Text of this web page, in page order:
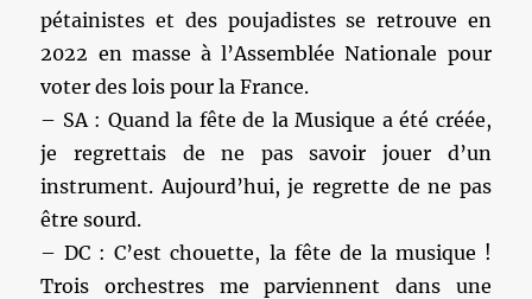
pétainistes et des poujadistes se retrouve en
2022 en masse à l’Assemblée Nationale pour
voter des lois pour la France.
– SA : Quand la fête de la Musique a été créée,
je regrettais de ne pas savoir jouer d’un
instrument. Aujourd’hui, je regrette de ne pas
être sourd.
– DC : C’est chouette, la fête de la musique !
Trois orchestres me parviennent dans une